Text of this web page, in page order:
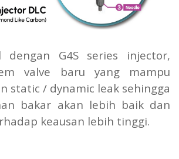
dengan G4S series injector,
valve baru yang mampu
static / dynamic leak sehingga
bakar akan lebih baik dan
keausan lebih tinggi.